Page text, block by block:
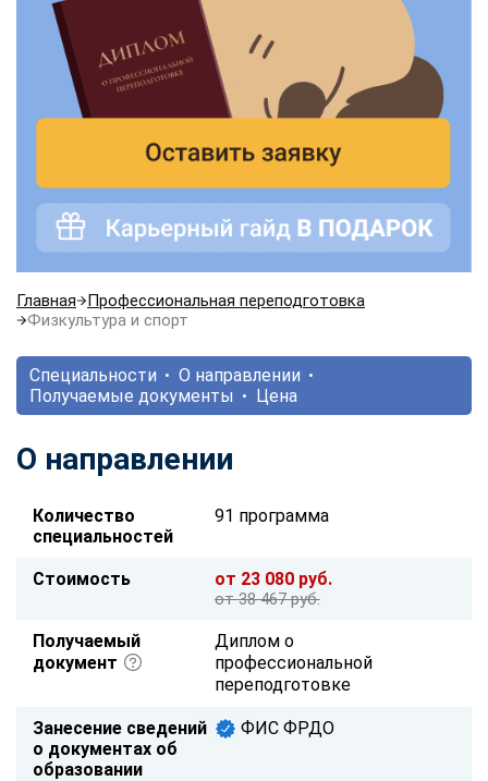
Главная
Профессиональная переподготовка
Физкультура и спорт
Специальности
О направлении
Получаемые документы
Цена
О направлении
Количество
специальностей
91 программа
Стоимость от 23 080 руб.
от 38 467 руб.
Получаемый
документ
Диплом о
профессиональной
переподготовке
Занесение сведений
о документах об
образовании
ФИС ФРДО